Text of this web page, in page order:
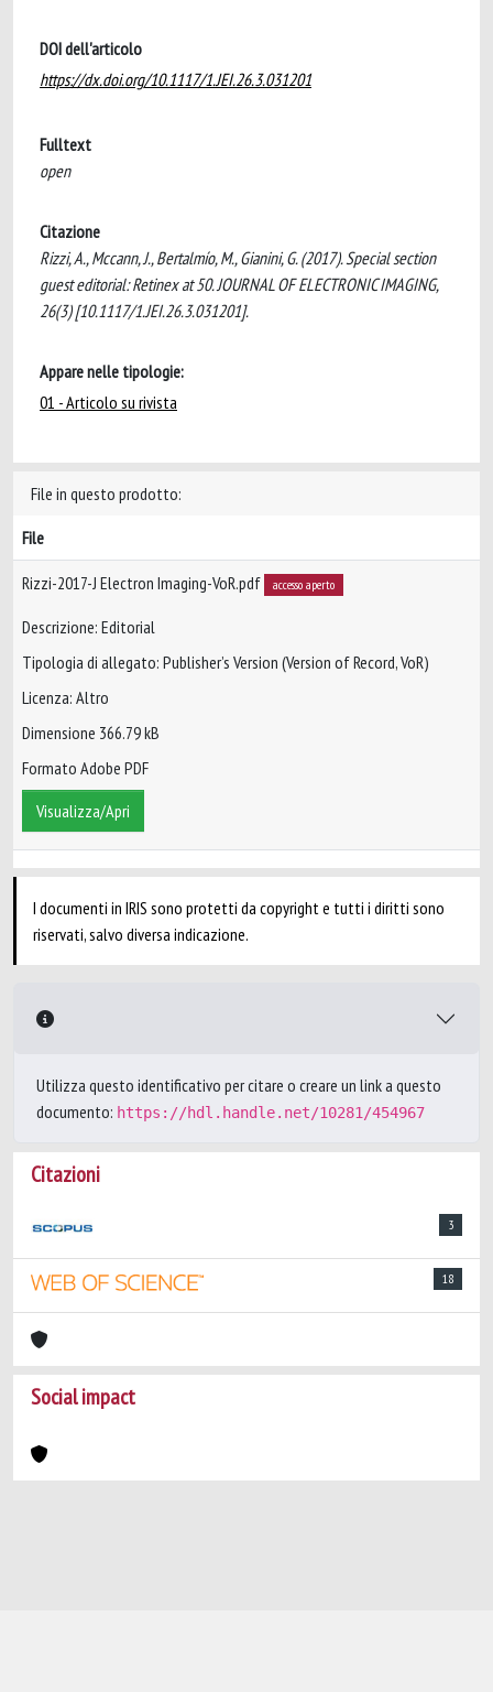
DOI dell'articolo
https://dx.doi.org/10.1117/1.JEI.26.3.031201
Fulltext
open
Citazione
Rizzi, A., Mccann, J., Bertalmío, M., Gianini, G. (2017). Special section
guest editorial: Retinex at 50. JOURNAL OF ELECTRONIC IMAGING,
26(3) [10.1117/1.JEI.26.3.031201].
Appare nelle tipologie:
01 - Articolo su rivista
File in questo prodotto:
File
Rizzi-2017-J Electron Imaging-VoR.pdf accesso aperto
Descrizione: Editorial
Tipologia di allegato: Publisher’s Version (Version of Record, VoR)
Licenza: Altro
Dimensione 366.79 kB
Formato Adobe PDF
Visualizza/Apri
I documenti in IRIS sono protetti da copyright e tutti i diritti sono
riservati, salvo diversa indicazione.
Utilizza questo identificativo per citare o creare un link a questo
documento: https://hdl.handle.net/10281/454967
Citazioni
3
18
Social impact